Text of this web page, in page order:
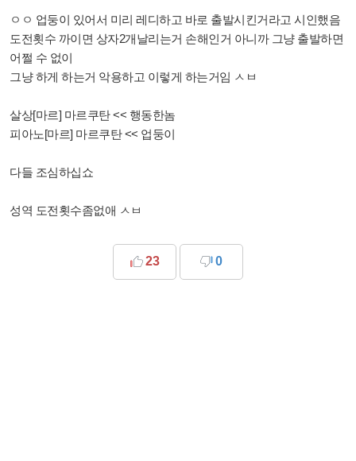
ㅇㅇ 업둥이 있어서 미리 레디하고 바로 출발시킨거라고 시인했음
도전횟수 까이면 상자2개날리는거 손해인거 아니까 그냥 출발하면
어쩔 수 없이
그냥 하게 하는거 악용하고 이렇게 하는거임 ㅅㅂ
살상[마르] 마르쿠탄 << 행동한놈
피아노[마르] 마르쿠탄 << 업둥이
다들 조심하십쇼
성역 도전횟수좀없애 ㅅㅂ
23 0